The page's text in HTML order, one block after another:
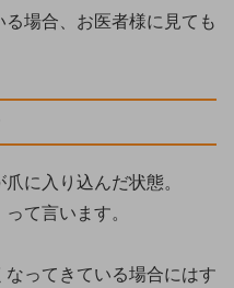
場合、お医者様に見ても
に入り込んだ状態。
て言います。
ってきている場合にはす